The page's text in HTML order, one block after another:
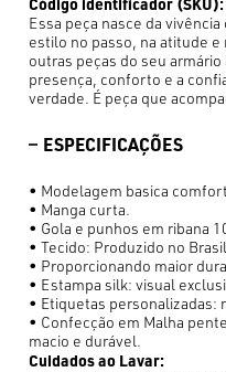
Essa peça nasce da
estilo no passo, na atitude
outras peças do seu
presença, conforto e a
verdade. É peça que
ESPECIFICAÇÕES
• Modelagem basica
• Manga curta.
• Gola e punhos em ribana
• Tecido: Produzido no
• Proporcionando maior
• Estampa silk: visual
• Etiquetas personalizadas:
• Confecção em Malha
macio e durável.
Cuidados ao Lavar: